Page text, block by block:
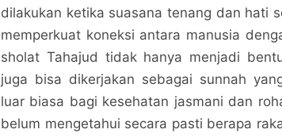
dilakukan ketika suasana tenang dan hati
memperkuat koneksi antara manusia
sholat Tahajud tidak hanya menjadi
juga bisa dikerjakan sebagai sunnah
luar biasa bagi kesehatan jasmani dan
belum mengetahui secara pasti berapa